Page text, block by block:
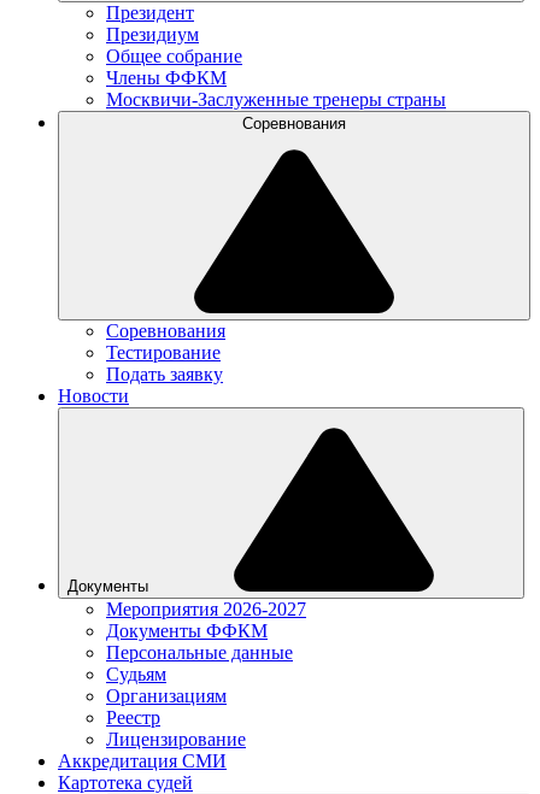
Президент
Президиум
Общее собрание
Члены ФФКМ
Москвичи-Заслуженные тренеры страны
Соревнования
Соревнования
Тестирование
Подать заявку
Новости
Документы
Мероприятия 2026-2027
Документы ФФКМ
Персональные данные
Судьям
Организациям
Реестр
Лицензирование
Аккредитация СМИ
Картотека судей